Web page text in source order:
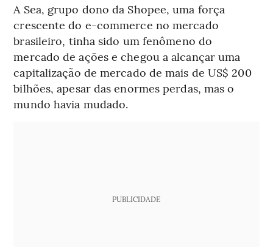
A Sea, grupo dono da Shopee, uma força
crescente do e-commerce no mercado
brasileiro, tinha sido um fenômeno do
mercado de ações e chegou a alcançar uma
capitalização de mercado de mais de US$ 200
bilhões, apesar das enormes perdas, mas o
mundo havia mudado.
PUBLICIDADE